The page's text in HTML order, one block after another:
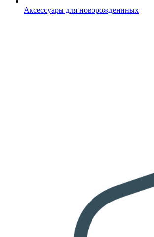
Аксессуары для новорожденнных